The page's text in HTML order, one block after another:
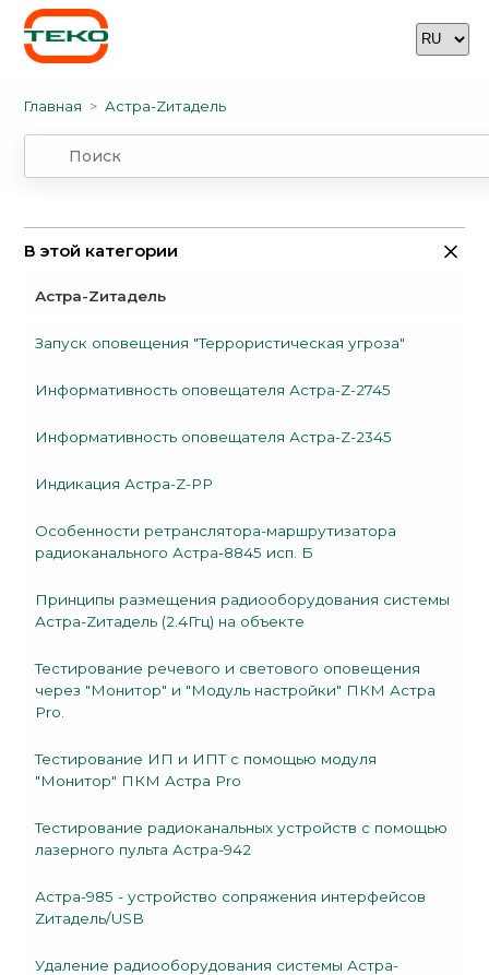
Главная Астра-Zитадель
В этой категории
Астра-Zитадель
Запуск оповещения "Террористическая угроза"
Информативность оповещателя Астра-Z-2745
Информативность оповещателя Астра-Z-2345
Индикация Астра-Z-PP
Особенности ретранслятора-маршрутизатора
радиоканального Астра-8845 исп. Б
Принципы размещения радиооборудования системы
Астра-Zитадель (2.4Ггц) на объекте
Тестирование речевого и светового оповещения
через "Монитор" и "Модуль настройки" ПКМ Астра
Pro.
Тестирование ИП и ИПТ с помощью модуля
"Монитор" ПКМ Астра Pro
Тестирование радиоканальных устройств с помощью
лазерного пульта Астра-942
Астра-985 - устройство сопряжения интерфейсов
Zитадель/USB
Удаление радиооборудования системы Астра-